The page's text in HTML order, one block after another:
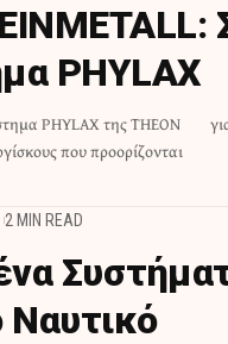
PHYLAX
PHYLAX της THEON
που προορίζονται
2 MIN READ
Ναυτικό